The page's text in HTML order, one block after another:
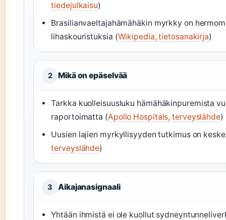
tiedejulkaisu)
Brasilianvaeltajahämähäkin myrkky on
lihaskouristuksia (Wikipedia, tietosanakirja)
2 Mikä on epäselvää
Tarkka kuolleisuusluku hämähäkinpuremista
raportoimatta (Apollo Hospitals, terveyslähde)
Uusien lajien myrkyllisyyden tutkimus on
terveyslähde)
3 Aikajanasignaali
Yhtään ihmistä ei ole kuollut